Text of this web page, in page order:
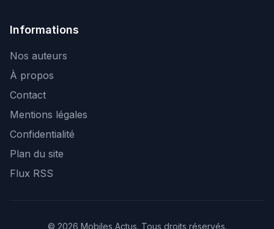
Informations
Nos auteurs
À propos
Contact
Mentions légales
Confidentialité
Plan du site
Flux RSS
© 2026 Mobiles Actus. Tous droits réservés.